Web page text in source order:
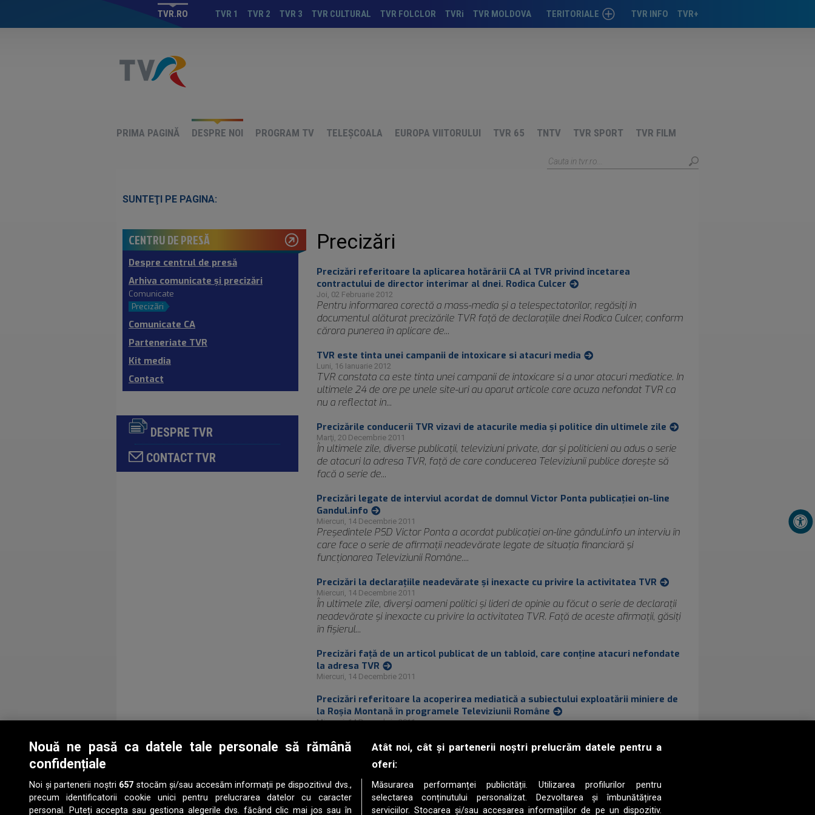
TVR+
TVR INFO
TERITORIALE
TÂRGU-MUREŞ
TVR MOLDOVA
TVRi
TVR FOLCLOR
TVR CULTURAL
TVR 3
TVR 2
TVR 1
TVR.RO
PRIMA PAGINĂ DESPRE NOI PROGRAM TV TELEȘCOALA EUROPA VIITORULUI TVR 65 TNTV TVR SPORT TVR FILM
SUNTEŢI PE PAGINA:
CENTRU DE PRESĂ
Despre centrul de presă
Arhiva comunicate şi precizări
Comunicate
Precizãri
Comunicate CA
Parteneriate TVR
Kit media
Contact
DESPRE TVR
CONTACT TVR
Precizări
Precizări referitoare la aplicarea hotărârii CA al TVR privind încetarea
contractului de director interimar al dnei. Rodica Culcer
Joi, 02 Februarie 2012
Pentru informarea corectă a mass-media şi a telespectatorilor, regăsiţi în
documentul alăturat precizările TVR faţă de declaraţiile dnei Rodica Culcer, conform
cărora punerea în aplicare de...
TVR este tinta unei campanii de intoxicare si atacuri media
Luni, 16 Ianuarie 2012
TVR constata ca este tinta unei campanii de intoxicare si a unor atacuri mediatice. In
ultimele 24 de ore pe unele site-uri au aparut articole care acuza nefondat TVR ca
nu a reflectat in...
Precizările conducerii TVR vizavi de atacurile media şi politice din ultimele zile
Marţi, 20 Decembrie 2011
În ultimele zile, diverse publicaţii, televiziuni private, dar şi politicieni au adus o serie
de atacuri la adresa TVR, faţă de care conducerea Televiziunii publice doreşte să
facă o serie de...
Precizări legate de interviul acordat de domnul Victor Ponta publicaţiei on-line
Gandul.info
Miercuri, 14 Decembrie 2011
Preşedintele PSD Victor Ponta a acordat publicaţiei on-line gândul.info un interviu în
care face o serie de afirmaţii neadevărate legate de situaţia financiară şi
funcţionarea Televiziunii Române....
Precizări la declaraţiile neadevărate şi inexacte cu privire la activitatea TVR
Miercuri, 14 Decembrie 2011
În ultimele zile, diverşi oameni politici şi lideri de opinie au făcut o serie de declaraţii
neadevărate şi inexacte cu privire la activitatea TVR. Faţă de aceste afirmaţii, găsiţi
în fişierul...
Precizări faţă de un articol publicat de un tabloid, care conţine atacuri nefondate
la adresa TVR
Miercuri, 14 Decembrie 2011
Precizări referitoare la acoperirea mediatică a subiectului exploatării miniere de
la Roşia Montană în programele Televiziunii Române
Miercuri, 14 Decembrie 2011
Precizări la declaraţiile care conţin atacuri la adresa TVR
Miercuri, 14 Decembrie 2011
Liderii Uniunii Social Liberale au făcut o serie de declaraţii neadevărate şi care
dezinformează opinia publică cu bunăştiinţă în privinţa activităţii televiziunii publice. n
fişierul alăturat...
Nouă ne pasă ca datele tale personale să rămână
confidențiale
Noi și partenerii noștri 657 stocăm și/sau accesăm informații pe dispozitivul dvs.,
precum identificatorii cookie unici pentru prelucrarea datelor cu caracter
personal. Puteți accepta sau gestiona alegerile dvs. făcând clic mai jos sau în
Atât noi, cât și partenerii noștri prelucrăm datele pentru a
oferi:
Măsurarea performanței publicității. Utilizarea profilurilor pentru
selectarea conținutului personalizat. Dezvoltarea și îmbunătățirea
serviciilor. Stocarea și/sau accesarea informațiilor de pe un dispozitiv.